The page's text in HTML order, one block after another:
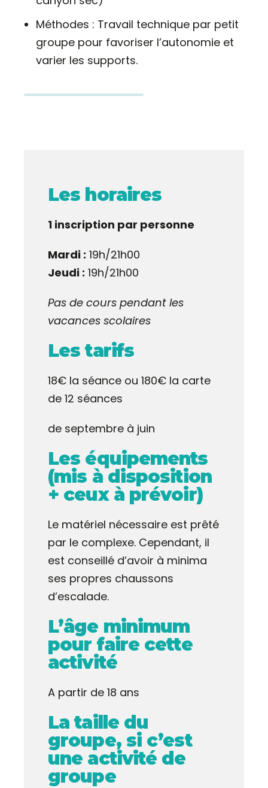
Méthodes : Travail technique par petit
groupe pour favoriser l’autonomie et
varier les supports.
Les horaires
1 inscription par personne
Mardi : 19h/21h00
Jeudi : 19h/21h00
Pas de cours pendant les
vacances scolaires
Les tarifs
18€ la séance ou 180€ la carte
de 12 séances
de septembre à juin
Les équipements
(mis à disposition
+ ceux à prévoir)
Le matériel nécessaire est prêté
par le complexe. Cependant, il
est conseillé d’avoir à minima
ses propres chaussons
d’escalade.
L’âge minimum
pour faire cette
activité
A partir de 18 ans
La taille du
groupe, si c’est
une activité de
groupe